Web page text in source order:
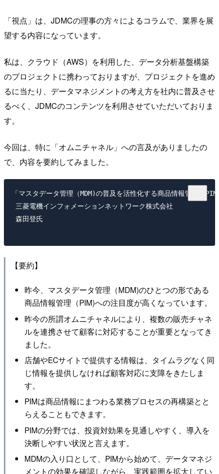
「視点」は、JDMCの理事の方々によるコラムで、業界を展
望する内容になっています。
私は、クラウド（AWS）を利用した、データ分析基盤構築
のプロジェクトに携わっておりますが、プロジェクトを進め
るに当たり、データマネジメントの考え方を社内に普及させ
るべく、JDMCのコンテンツを利用させていただいておりま
す。
今回は、特に「オムニチャネル」への言及がありましたの
で、内容を要約してみました。
「マスタデータ管理（MDM)の普及を活性化する商品情報管理（
三菱電機インフォメーションネットワーク株式会社
森田登氏
【要約】
昨今、マスタデータ管理（MDM)のひとつの形である
商品情報管理（PIM)への注目度が高くなっています。
昨今の所謂オムニチャネルにより、複数の販売チャネ
ルを連携させて顧客に対応することが重要となってき
ました。
店舗やECサイトで提供する情報は、タイムラグなく同
じ情報を提供しなければ顧客対応に支障をきたしま
す。
PIMは商品情報にまつわる業務プロセスの再構築とと
らえることもできます。
PIMの分野では、投資対効果を見通しやすく、導入を
決断しやすい状況と言えます。
MDMの入り口として、PIMから始めて、データマネジ
メントの効果を確認しながら、実践範囲を拡大してい